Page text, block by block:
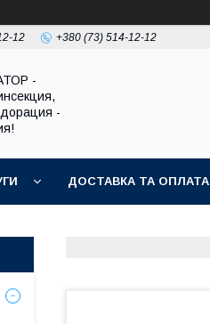
12 +380 (73) 514-12-12
-
-
ДОСТАВКА ТА ОПЛАТА